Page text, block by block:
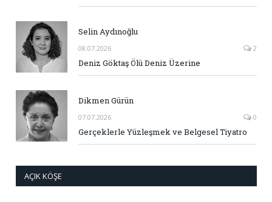
Selin Aydınoğlu
08.07.2026 2
Deniz Göktaş Ölü Deniz Üzerine
Dikmen Gürün
07.07.2026 0
Gerçeklerle Yüzleşmek ve Belgesel Tiyatro
AÇIK KÖŞE